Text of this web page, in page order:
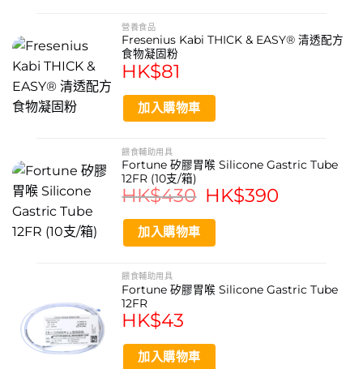
營養食品
Fresenius Kabi THICK & EASY® 清透配方
食物凝固粉
HK$81
加入購物車
餵食輔助用具
Fortune 矽膠胃喉 Silicone Gastric Tube
12FR (10支/箱)
HK$430
Original
price
HK$430.
HK$390
加入購物車
餵食輔助用具
Fortune 矽膠胃喉 Silicone Gastric Tube
12FR
HK$43
加入購物車